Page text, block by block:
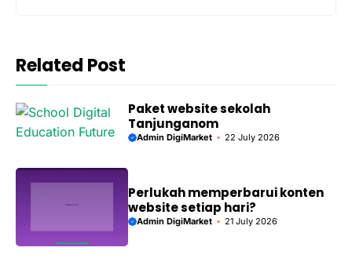
Related Post
Paket website sekolah
Tanjunganom
Admin DigiMarket 22 July 2026
Perlukah memperbarui konten
website setiap hari?
Admin DigiMarket 21 July 2026